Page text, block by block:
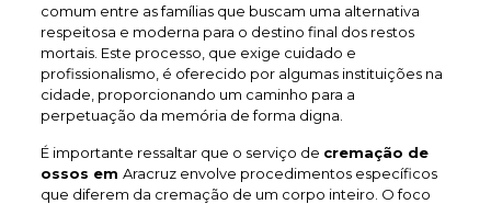
comum entre as famílias que buscam uma alternativa
respeitosa e moderna para o destino final dos restos
mortais. Este processo, que exige cuidado e
profissionalismo, é oferecido por algumas instituições na
cidade, proporcionando um caminho para a
perpetuação da memória de forma digna.
É importante ressaltar que o serviço de cremação de
ossos em Aracruz envolve procedimentos específicos
que diferem da cremação de um corpo inteiro. O foco